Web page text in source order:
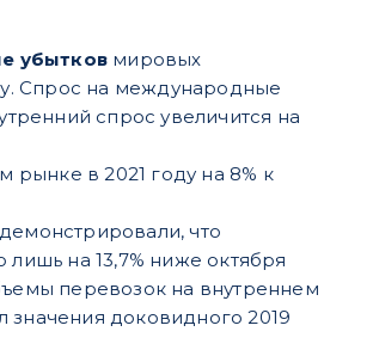
убытков мировых
Спрос на международные
спрос увеличится на
рынке в 2021 году на 8% к
что
на 13,7% ниже октября
перевозок на внутреннем
значения доковидного 2019